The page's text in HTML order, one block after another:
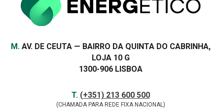
Morada
M.AV. DE CEUTA — BAIRRO DA QUINTA DO CABRINHA,
LOJA 10 G
1300-906 LISBOA
T. (+351) 213 600 500
(CHAMADA PARA REDE FIXA NACIONAL)